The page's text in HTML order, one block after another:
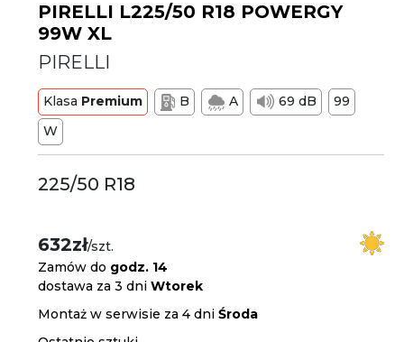
PIRELLI L225/50 R18 POWERGY
99W XL
PIRELLI
Klasa Premium B A 69 dB
99
W
225/50 R18
632zł/szt.
Zamów do godz. 14
dostawa za 3 dniWtorek
Montaż w serwisie za 4 dniŚroda